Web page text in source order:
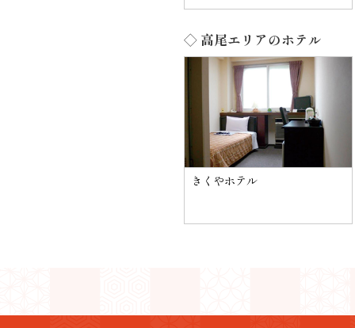
◇ 高尾エリアのホテル
きくやホテル